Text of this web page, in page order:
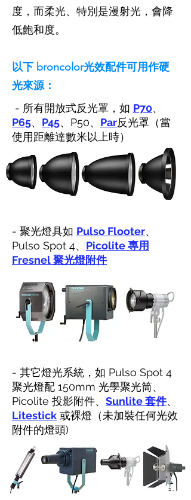
度，而柔光、特別是漫射光，會降
低飽和度。
以下 broncolor光效配件可用作硬
光來源：
- 所有開放式反光罩，如 P70、
P65、 P45、P50、 Par反光罩（當
使用距離達數米以上時）
- 聚光燈具如 Pulso Flooter、
Pulso Spot 4、 Picolite 專用
Fresnel 聚光燈附件
- 其它燈光系統，如 Pulso Spot 4
聚光燈配 150mm 光學聚光筒、
Picolite 投影附件、 Sunlite 套件、
Litestick 或裸燈（未加裝任何光效
附件的燈頭)